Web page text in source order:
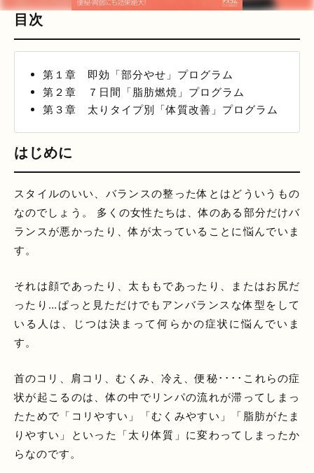
目次
第１章 即効「部分やせ」プログラム
第２章 ７日間「脂肪燃焼」プログラム
第３章 太りタイプ別「体質改善」プログラム
はじめに
スタイルのいい、バランスの整った体とはどういうもの
なのでしょう。 多くの女性たちは、体のある部分だけバ
ランスが悪かったり、体が太っていることに悩んでいま
す。
それは顔であったり、太ももであったり、またはお尻だ
ったり…ぱっと見ただけでもアンバランスな体型をして
いる人は、じつは決まって何らかの症状に悩んでいま
す。
首のコリ、肩コリ、むくみ、冷え、便秘････これらの症
状が起こるのは、体の中でリンパの流れが滞ってしまっ
たためで「コリやすい」「むくみやすい」「脂肪がたま
りやすい」といった「太り体質」に変わってしまったか
らなのです。